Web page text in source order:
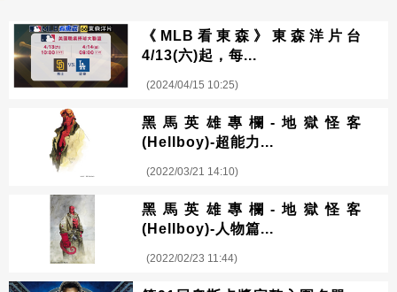
《MLB看東森》東森洋片台
4/13(六)起，每...
(2024/04/15 10:25)
黑馬英雄專欄-地獄怪客
(Hellboy)-超能力...
(2022/03/21 14:10)
黑馬英雄專欄-地獄怪客
(Hellboy)-人物篇...
(2022/02/23 11:44)